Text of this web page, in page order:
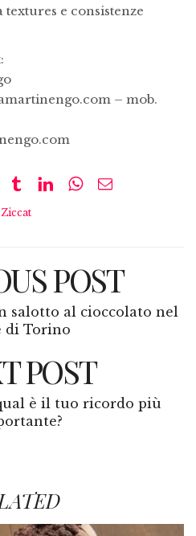
e consistenze
– mob.
Ziccat
POST
salotto al cioccolato nel
di Torino
POST
è il tuo ricordo più